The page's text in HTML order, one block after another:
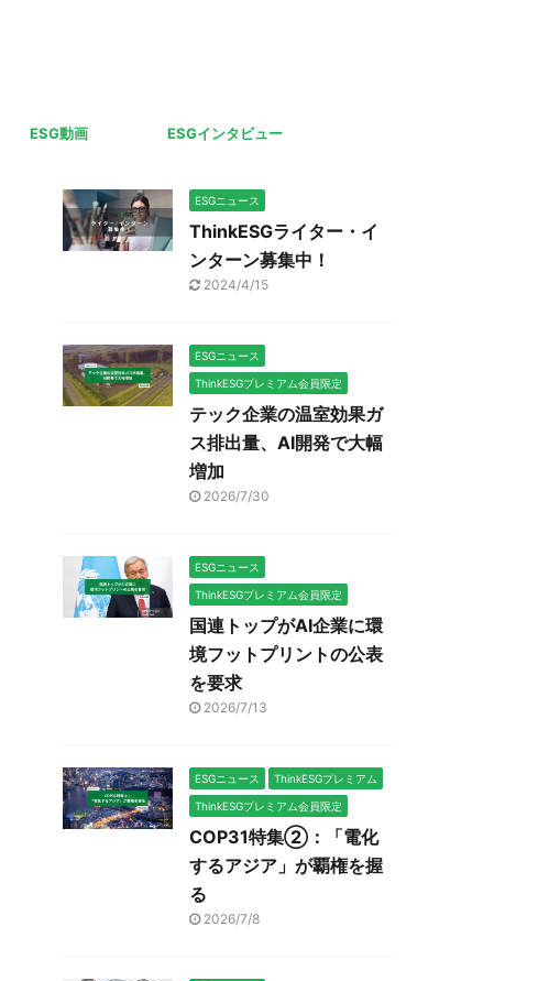
ESG動画 ESGインタビュー
ESGニュース
ThinkESGライター・イ
ンターン募集中！
2024/4/15
ESGニュース
ThinkESGプレミアム会員限定
テック企業の温室効果ガ
ス排出量、AI開発で大幅
増加
2026/7/30
ESGニュース
ThinkESGプレミアム会員限定
国連トップがAI企業に環
境フットプリントの公表
を要求
2026/7/13
ESGニュース ThinkESGプレミアム
ThinkESGプレミアム会員限定
COP31特集②：「電化
するアジア」が覇権を握
る
2026/7/8